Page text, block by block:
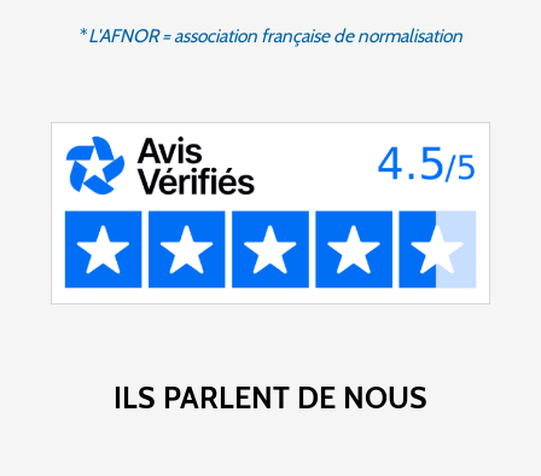
*L'AFNOR = association française de normalisation
ILS PARLENT DE NOUS